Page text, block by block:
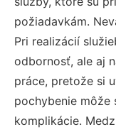
požiadavkám.
Pri realizácií
odbornosť, ale aj
práce, pretože si
pochybenie môže
komplikácie.